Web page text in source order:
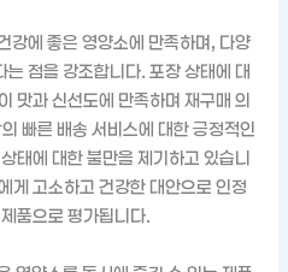
강에 좋은 영양소에 만족하며, 다양
점을 강조합니다. 포장 상태에 대
맛과 신선도에 만족하며 재구매 의
빠른 배송 서비스에 대한 긍정적인
태에 대한 불만을 제기하고 있습니
게 고소하고 건강한 대안으로 인정
품으로 평가됩니다.